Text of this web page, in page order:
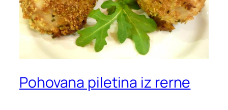
Pohovana piletina iz rerne